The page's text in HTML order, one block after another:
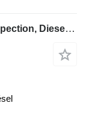
Atlas Copco QES 105 JD ST3 Valid inspection, Diesel, 105 kVA